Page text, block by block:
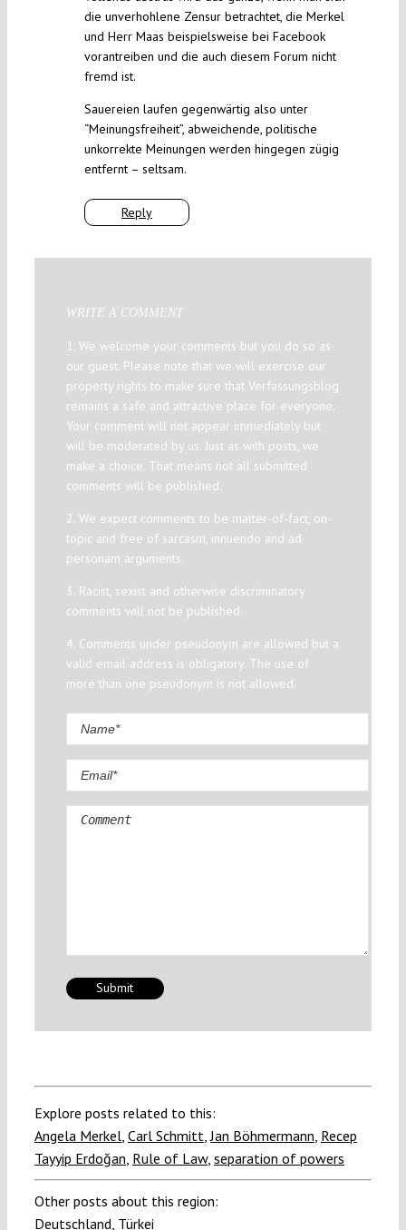
Reply
die unverhohlene Zensur betrachtet, die Merkel
und Herr Maas beispielsweise bei Facebook
vorantreiben und die auch diesem Forum nicht
fremd ist.
Sauereien laufen gegenwärtig also unter
“Meinungsfreiheit”, abweichende, politische
unkorrekte Meinungen werden hingegen zügig
entfernt – seltsam.
WRITE A COMMENT
1. We welcome your comments but you do so as
our guest. Please note that we will exercise our
property rights to make sure that Verfassungsblog
remains a safe and attractive place for everyone.
Your comment will not appear immediately but
will be moderated by us. Just as with posts, we
make a choice. That means not all submitted
comments will be published.
2. We expect comments to be matter-of-fact, on-
topic and free of sarcasm, innuendo and ad
personam arguments.
3. Racist, sexist and otherwise discriminatory
comments will not be published.
4. Comments under pseudonym are allowed but a
valid email address is obligatory. The use of
more than one pseudonym is not allowed.
Comment
Explore posts related to this:
Angela Merkel, Carl Schmitt ,Jan Böhmermann Recep
Tayyip Erdoğan Rule of Law, separation of powers
Other posts about this region:
Deutschland Türkei